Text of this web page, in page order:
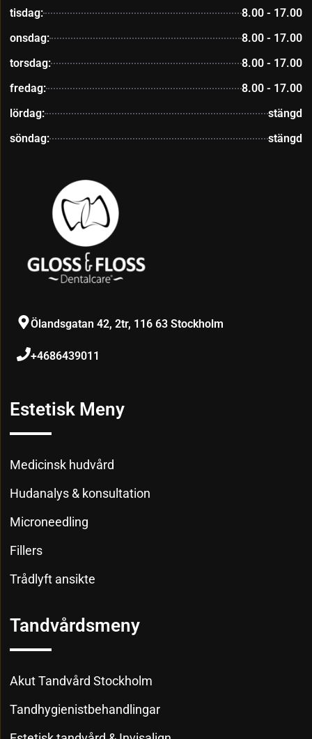
Ölandsgatan 42, 2tr, 116 63 Stockholm
+4686439011
Tandvårdsmeny
Akut Tandvård Stockholm
Tandhygienistbehandlingar
Estetisk Meny
Medicinsk hudvård
Hudanalys & konsultation
Microneedling
Fillers
Trådlyft ansikte
tisdag:
8.00 - 17.00
onsdag:
8.00 - 17.00
torsdag:
8.00 - 17.00
fredag:
8.00 - 17.00
lördag:
stängd
söndag:
stängd